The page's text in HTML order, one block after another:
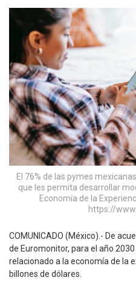
El 76% de las pymes
que les permita desarrollar
Economía de la
https://
COMUNICADO (México).- De
de Euromonitor, para el año
relacionado a la economía de la
billones de dólares.